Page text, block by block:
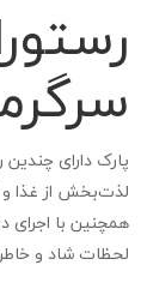
پارک دارای
لذت‌بخش از غذا و
همچنین با اجرای
لحظات شاد و